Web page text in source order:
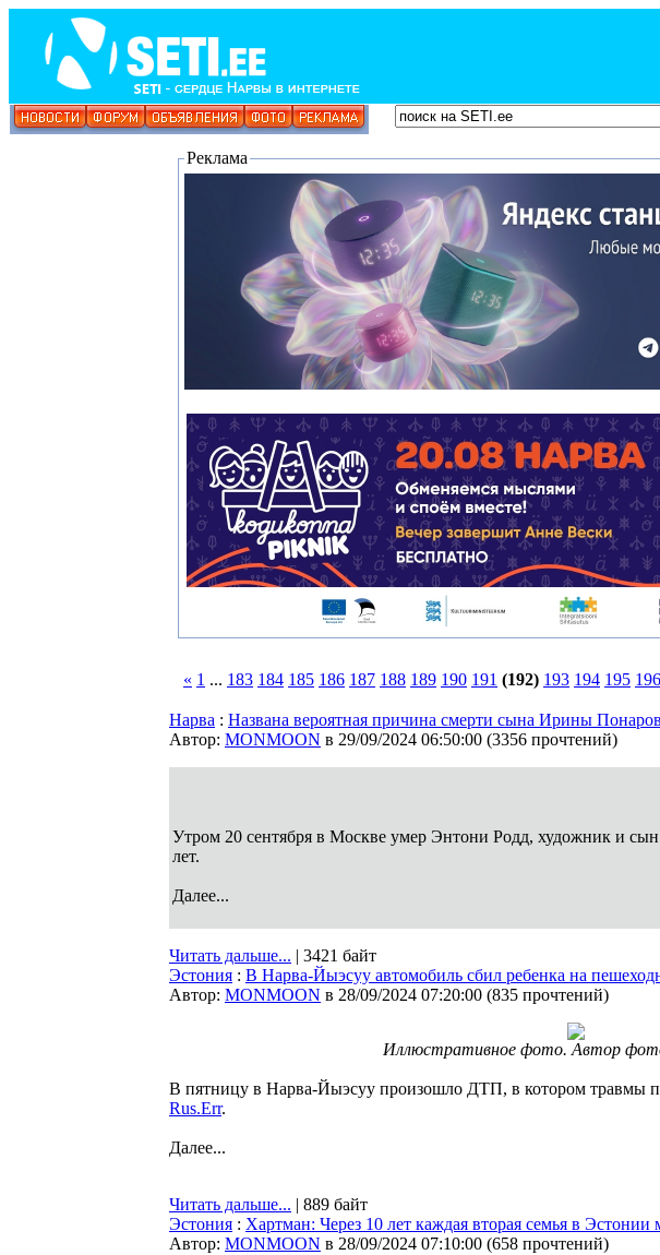
Реклама
« 1 ... 183 184 185 186 187 188 189 190 191 (192) 193 194 195 196
Нарва : Названа вероятная причина смерти сына Ирины
Автор: MONMOON в 29/09/2024 06:50:00 (3356 прочтений)
Утром 20 сентября в Москве умер Энтони Родд, художник и
лет.
Далее...
Читать дальше... | 3421 байт
Эстония : В Нарва-Йыэсуу автомобиль сбил ребенка на
Автор: MONMOON в 28/09/2024 07:20:00 (835 прочтений)
Иллюстративное фото. Автор
В пятницу в Нарва-Йыэсуу произошло ДТП, в котором травмы
Rus.Err.
Далее...
Читать дальше... | 889 байт
Эстония : Хартман: Через 10 лет каждая вторая семья в
Автор: MONMOON в 28/09/2024 07:10:00 (658 прочтений)